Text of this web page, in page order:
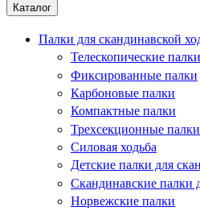
Каталог
Палки для скандинавской
Телескопические палки
Фиксированные палки
Карбоновые палки
Компактные палки
Трехсекционные палки
Силовая ходьба
Детские палки для
Скандинавские палки
Норвежские палки